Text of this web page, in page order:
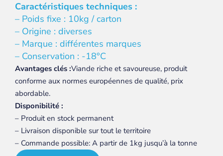
Caractéristiques techniques :
– Poids fixe : 10kg / carton
– Origine : diverses
– Marque : différentes marques
– Conservation : -18°C
Avantages clés :Viande riche et savoureuse, produit
conforme aux normes européennes de qualité, prix
abordable.
Disponibilité :
– Produit en stock permanent
– Livraison disponible sur tout le territoire
– Commande possible: A partir de 1kg jusqu’à la tonne